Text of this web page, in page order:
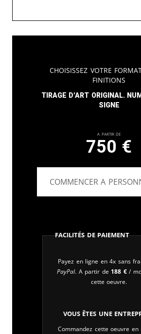
Choisissez votre
finitions
Tirage d'art original.
signe
A partir de
750 €
COMMENCER A
Facilités de paiement
Payez en ligne en 4x sans
PayPal. A partir de 188 €/
cette oeuvre.
Vous êtes une
Commandez cette oeuvre en